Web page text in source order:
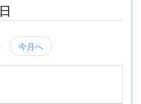
日
今月へ